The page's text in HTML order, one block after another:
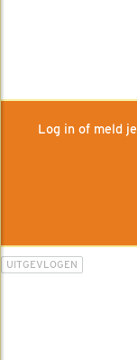
Log in of meld
UITGEVLOGEN